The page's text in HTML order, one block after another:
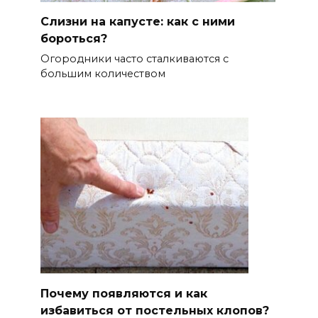
Cлизни на капусте: как с ними
бороться?
Огородники часто сталкиваются с
большим количеством
Почему появляются и как
избавиться от постельных клопов?